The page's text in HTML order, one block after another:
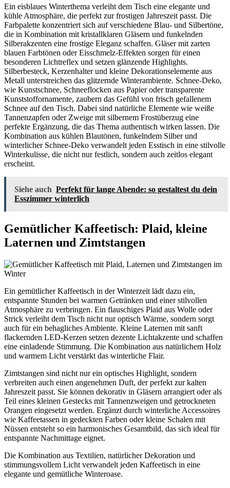
Ein eisblaues Winterthema verleiht dem Tisch eine elegante und
kühle Atmosphäre, die perfekt zur frostigen Jahreszeit passt. Die
Farbpalette konzentriert sich auf verschiedene Blau- und Silbertöne,
die in Kombination mit kristallklaren Gläsern und funkelnden
Silberakzenten eine frostige Eleganz schaffen. Gläser mit zarten
blauen Farbtönen oder Eisschmelz-Effekten sorgen für einen
besonderen Lichtreflex und setzen glänzende Highlights.
Silberbesteck, Kerzenhalter und kleine Dekorationselemente aus
Metall unterstreichen das glitzernde Winterambiente. Schnee-Deko,
wie Kunstschnee, Schneeflocken aus Papier oder transparente
Kunststoffornamente, zaubern das Gefühl von frisch gefallenem
Schnee auf den Tisch. Dabei sind natürliche Elemente wie weiße
Tannenzapfen oder Zweige mit silbernem Frostüberzug eine
perfekte Ergänzung, die das Thema authentisch wirken lassen. Die
Kombination aus kühlen Blautönen, funkelndem Silber und
winterlicher Schnee-Deko verwandelt jeden Esstisch in eine stilvolle
Winterkulisse, die nicht nur festlich, sondern auch zeitlos elegant
erscheint.
Siehe auch Perfekt für lange Abende: so gestaltest du dein
Esszimmer winterlich
Gemütlicher Kaffeetisch: Plaid, kleine
Laternen und Zimtstangen
Ein gemütlicher Kaffeetisch in der Winterzeit lädt dazu ein,
entspannte Stunden bei warmen Getränken und einer stilvollen
Atmosphäre zu verbringen. Ein flauschiges Plaid aus Wolle oder
Strick verleiht dem Tisch nicht nur optisch Wärme, sondern sorgt
auch für ein behagliches Ambiente. Kleine Laternen mit sanft
flackernden LED-Kerzen setzen dezente Lichtakzente und schaffen
eine einladende Stimmung. Die Kombination aus natürlichem Holz
und warmem Licht verstärkt das winterliche Flair.
Zimtstangen sind nicht nur ein optisches Highlight, sondern
verbreiten auch einen angenehmen Duft, der perfekt zur kalten
Jahreszeit passt. Sie können dekorativ in Gläsern arrangiert oder als
Teil eines kleinen Gestecks mit Tannenzweigen und getrockneten
Orangen eingesetzt werden. Ergänzt durch winterliche Accessoires
wie Kaffeetassen in gedeckten Farben oder kleine Schalen mit
Nüssen entsteht so ein harmonisches Gesamtbild, das sich ideal für
entspannte Nachmittage eignet.
Die Kombination aus Textilien, natürlicher Dekoration und
stimmungsvollem Licht verwandelt jeden Kaffeetisch in eine
elegante und gemütliche Winteroase.